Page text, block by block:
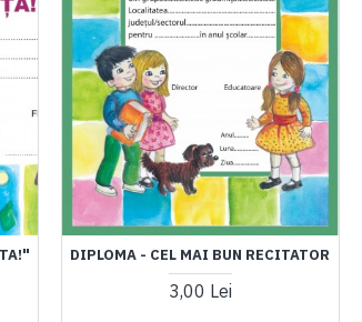
DIPLOMA - CEL MAI BUN RECITATOR
3,00 Lei